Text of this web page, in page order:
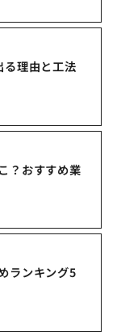
る理由と工法
？おすすめ業
ランキング5